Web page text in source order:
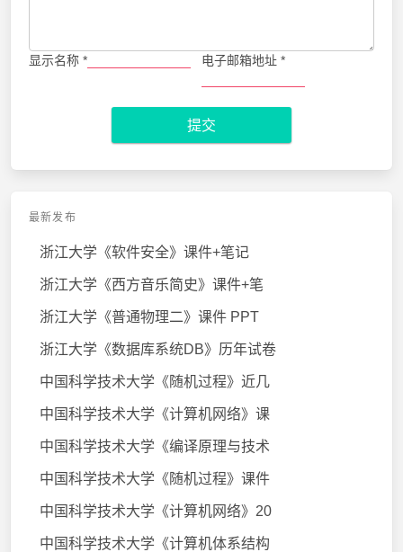
显示名称 * 电子邮箱地址 *
提交
最新发布
浙江大学《软件安全》课件+笔记
浙江大学《西方音乐简史》课件+笔
浙江大学《普通物理二》课件 PPT
浙江大学《数据库系统DB》历年试卷
中国科学技术大学《随机过程》近几
中国科学技术大学《计算机网络》课
中国科学技术大学《编译原理与技术
中国科学技术大学《随机过程》课件
中国科学技术大学《计算机网络》20
中国科学技术大学《计算机体系结构